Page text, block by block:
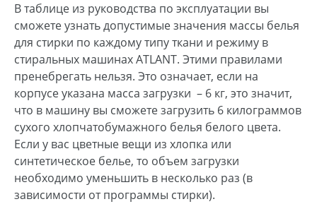
В таблице из руководства по эксплуатации вы
сможете узнать допустимые значения массы белья
для стирки по каждому типу ткани и режиму в
стиральных машинах ATLANT. Этими правилами
пренебрегать нельзя. Это означает, если на
корпусе указана масса загрузки ­ – 6 кг, это значит,
что в машину вы сможете загрузить 6 килограммов
сухого хлопчатобумажного белья белого цвета.
Если у вас цветные вещи из хлопка или
синтетическое белье, то объем загрузки
необходимо уменьшить в несколько раз (в
зависимости от программы стирки).